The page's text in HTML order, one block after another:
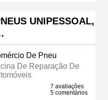
UNIPESSOAL,
De Pneu
De Reparação De
7 avaliações
5 comentários